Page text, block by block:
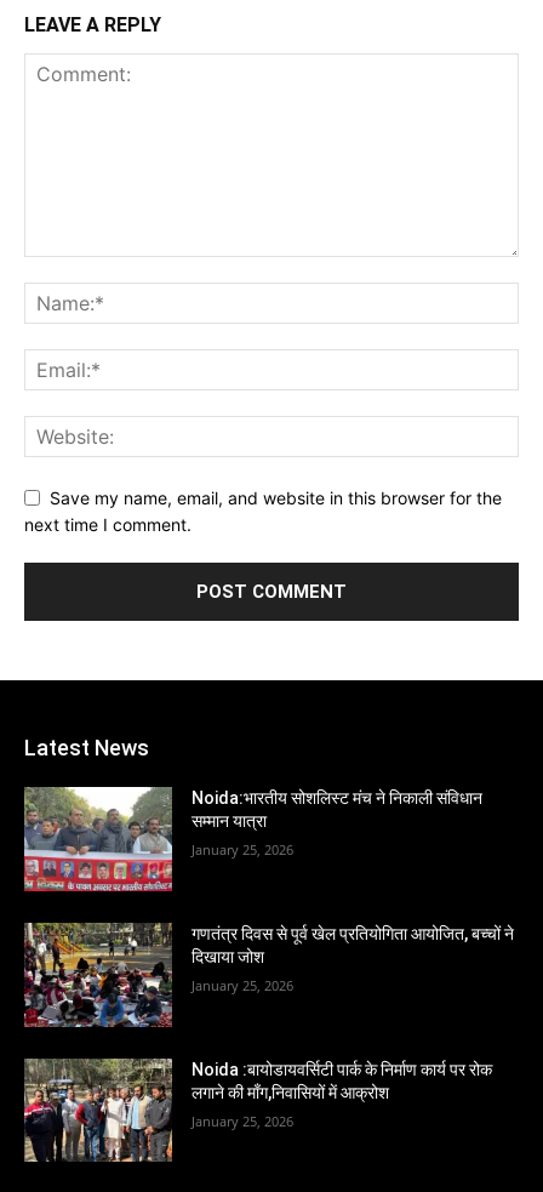
LEAVE A REPLY
Save my name, email, and website in this browser for the
next time I comment.
Latest News
Noida:भारतीय सोशलिस्ट मंच ने निकाली संविधान
सम्मान यात्रा
January 25, 2026
गणतंत्र दिवस से पूर्व खेल प्रतियोगिता आयोजित, बच्चों ने
दिखाया जोश
January 25, 2026
Noida :बायोडायवर्सिटी पार्क के निर्माण कार्य पर रोक
लगाने की माँग,निवासियों में आक्रोश
January 25, 2026